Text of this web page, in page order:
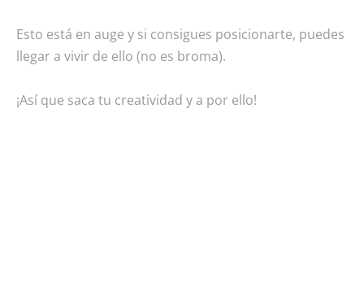
Esto está en auge y si consigues posicionarte, puedes
llegar a vivir de ello (no es broma).
¡Así que saca tu creatividad y a por ello!